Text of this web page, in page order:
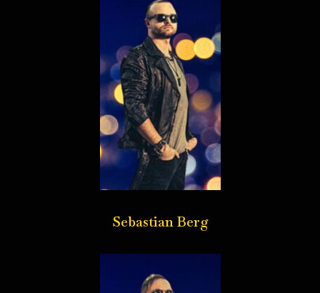
Sebastian Berg